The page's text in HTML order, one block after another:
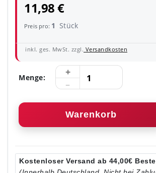
11,98 €
Preis pro: 1 Stück
inkl. ges. MwSt. zzgl. Versandkosten
Menge:
Warenkorb
Kostenloser Versand ab 44,00€